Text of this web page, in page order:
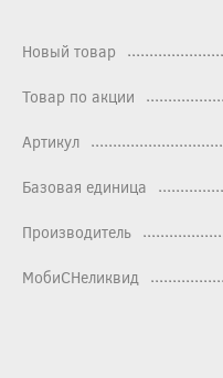
Новый товар
Товар по акции
Артикул
Базовая единица
Производитель
МобиСНеликвид